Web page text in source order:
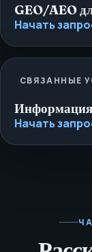
GEO/AEO
Начать
СВЯЗАННЫЕ
Информация
Начать